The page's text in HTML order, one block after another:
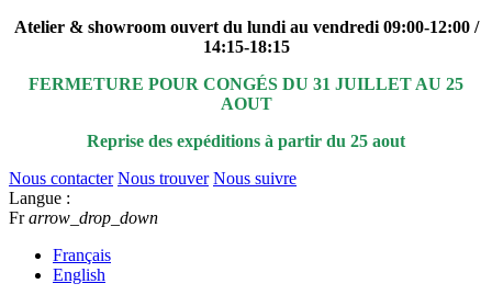
Atelier & showroom ouvert du lundi au vendredi 09:00-12:00 /
14:15-18:15
FERMETURE POUR CONGÉS DU 31 JUILLET AU 25
AOUT
Reprise des expéditions à partir du 25 aout
Nous contacter Nous trouver Nous suivre
Langue :
Fr arrow_drop_down
Français
English